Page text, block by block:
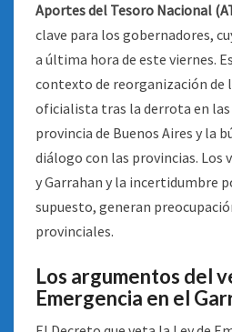
Aportes del Tesoro Nacional
clave para los gobernadores,
a última hora de este viernes.
contexto de reorganización
oficialista tras la derrota en las
provincia de Buenos Aires y la
diálogo con las provincias. Los
y Garrahan y la incertidumbre
supuesto, generan
provinciales.
Los argumentos del
Emergencia en el